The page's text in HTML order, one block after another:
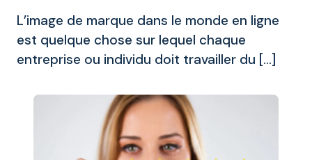
L’image de marque dans le monde en ligne
est quelque chose sur lequel chaque
entreprise ou individu doit travailler du […]